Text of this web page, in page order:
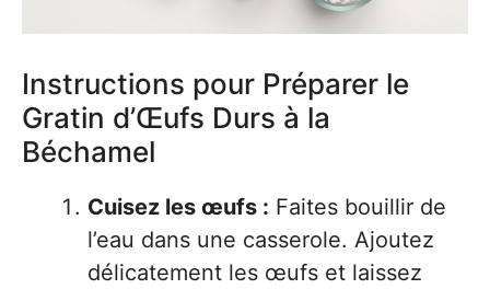
Instructions pour Préparer le
Gratin d’Œufs Durs à la
Béchamel
Cuisez les œufs : Faites bouillir de
l’eau dans une casserole. Ajoutez
délicatement les œufs et laissez